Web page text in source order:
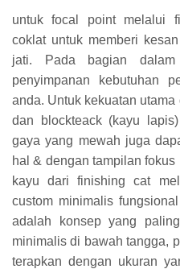
untuk focal point melalui
coklat untuk memberi
jati. Pada bagian dalam
penyimpanan kebutuhan
anda. Untuk kekuatan
dan blockteack (kayu
gaya yang mewah juga
hal & dengan tampilan
kayu dari finishing cat
custom minimalis
adalah konsep yang
minimalis di bawah tangga,
terapkan dengan ukuran